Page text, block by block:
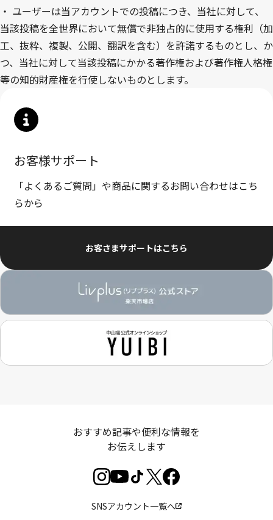
・ ユーザーは当アカウントでの投稿につき、当社に対して、
当該投稿を全世界において無償で非独占的に使用する権利（加
工、抜粋、複製、公開、翻訳を含む）を許諾するものとし、か
つ、当社に対して当該投稿にかかる著作権および著作権人格権
等の知的財産権を行使しないものとします。
お客様サポート
「よくあるご質問」や商品に関するお問い合わせはこち
らから
お客さまサポートはこちら
おすすめ記事や便利な情報を
お伝えします
SNSアカウント一覧へ